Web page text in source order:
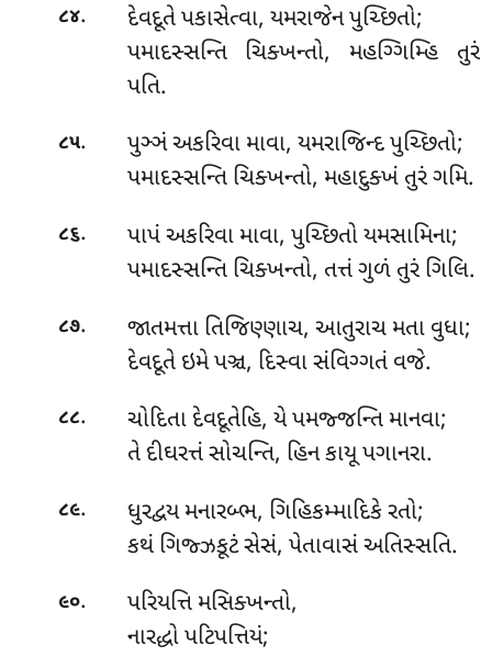
૮૪. દેવદૂતેપકાસેત્વા, યમરાજેન પુચ્છિતો;
પમાદસ્સન્તિ ચિક્ખન્તો, મહગ્ગિમ્હિ તુરં
પતિ.
૮૫.
પુઞ્ઞં અકરિવા માવા, યમરાજિન્દ પુચ્છિતો;
પમાદસ્સન્તિ ચિક્ખન્તો, મહાદુક્ખં તુરં ગમિ.
૮૬. પાપંઅકરિવા માવા, પુચ્છિતો યમસામિના;
પમાદસ્સન્તિ ચિક્ખન્તો, તત્તં ગુળં તુરં ગિલિ.
૮૭.
જાતમત્તા તિજિણ્ણાચ, આતુરાચ મતા વુધા;
દેવદૂતે ઇમે પઞ્ચ, દિસ્વા સંવિગ્ગતં વજે.
૮૮. ચોદિતા દેવદૂતેહિ, યે પમજ્જન્તિ માનવા;
તે દીઘરત્તં સોચન્તિ, હિન કાયૂ પગાનરા.
૮૯. ધુરદ્વયમનારબ્ભ, ગિહિકમ્માદિકે રતો;
કથં ગિજ્ઝકૂટં સેસં, પેતાવાસં અતિસ્સતિ.
૯૦.
પરિયત્તિ મસિક્ખન્તો,
નારદ્ધો પટિપત્તિયં;